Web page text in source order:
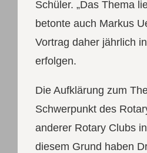
Schüler. „Das Thema
betonte auch Markus
Vortrag daher jährlich
erfolgen.
Die Aufklärung zum
Schwerpunkt des
anderer Rotary Clubs
diesem Grund haben